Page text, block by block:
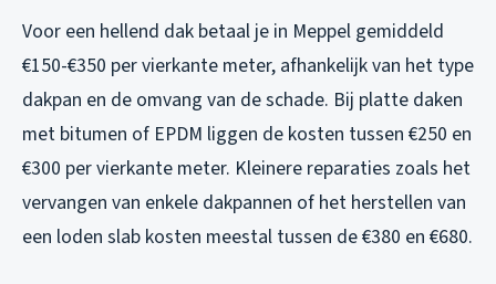
Voor een hellend dak betaal je in Meppel gemiddeld
€150-€350 per vierkante meter, afhankelijk van het type
dakpan en de omvang van de schade. Bij platte daken
met bitumen of EPDM liggen de kosten tussen €250 en
€300 per vierkante meter. Kleinere reparaties zoals het
vervangen van enkele dakpannen of het herstellen van
een loden slab kosten meestal tussen de €380 en €680.